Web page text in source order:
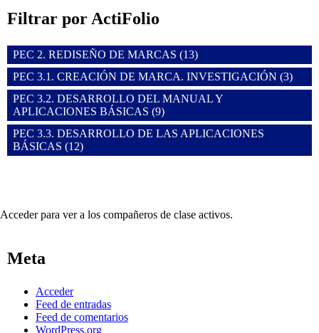
Filtrar por ActiFolio
PEC 2. REDISEÑO DE MARCAS (13)
PEC 3.1. CREACIÓN DE MARCA. INVESTIGACIÓN (3)
PEC 3.2. DESARROLLO DEL MANUAL Y
APLICACIONES BÁSICAS (9)
PEC 3.3. DESARROLLO DE LAS APLICACIONES
BÁSICAS (12)
Acceder para ver a los compañeros de clase activos.
Meta
Acceder
Feed de entradas
Feed de comentarios
WordPress.org